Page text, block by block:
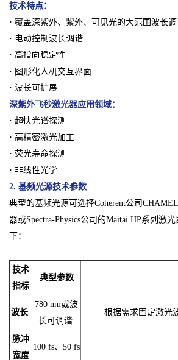
技术特点：
· 覆盖深紫外、紫外、可见光的大范围波长
· 电动控制波长调谐
· 高指向稳定性
· 图形化人机交互界面
· 波长可扩展
深紫外飞秒激光器应用领域：
· 超快光谱探测
· 高精密激光加工
· 荧光寿命探测
· 非线性光学
2. 基频光源技术参数
典型的基频光源可选择Coherent公司
器或Spectra-Physics公司的Maitai HP系列激
下：
技术
指标
典型参数
波长
780 nm或波
长可调谐
根据需求固定激光
脉冲
宽度
100 fs、50 fs